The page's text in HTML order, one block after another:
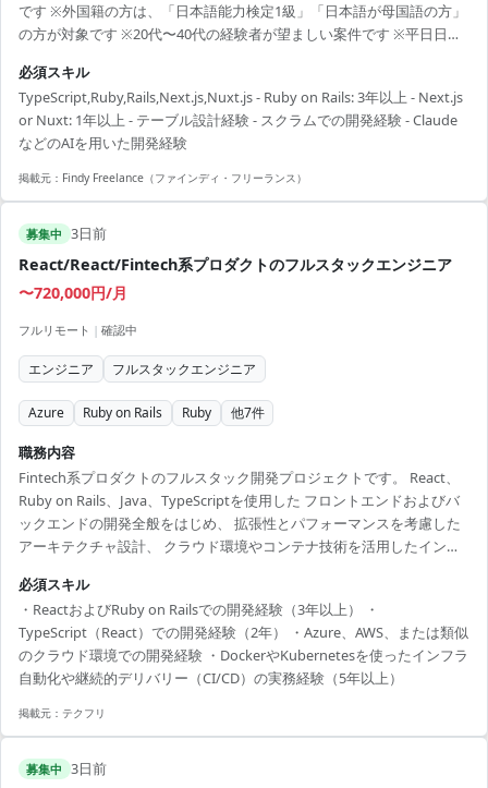
です ※外国籍の方は、「日本語能力検定1級」「日本語が母国語の方」
の方が対象です ※20代〜40代の経験者が望ましい案件です ※平日日中
いる方は、直接ご連絡いただいた方がスムーズです ----------------------------
---- - フロントエンドおよびバックエンドの追加開発 - 要件の整理、およ
び仕様理解に基づいた実装 - 既存サービスの保守
必須スキル
TypeScript,Ruby,Rails,Next.js,Nuxt.js - Ruby on Rails: 3年以上 - Next.js
or Nuxt: 1年以上 - テーブル設計経験 - スクラムでの開発経験 - Claude
などのAIを用いた開発経験
掲載元： Findy Freelance（ファインディ・フリーランス）
募集中 3日前
React/React/Fintech系プロダクトのフルスタックエンジニア
〜720,000円/月
フルリモート | 確認中
エンジニア フルスタックエンジニア
Azure Ruby on Rails Ruby 他7件
職務内容
Fintech系プロダクトのフルスタック開発プロジェクトです。 React、
Ruby on Rails、Java、TypeScriptを使用した フロントエンドおよびバ
ックエンドの開発全般をはじめ、 拡張性とパフォーマンスを考慮した
アーキテクチャ設計、 クラウド環境やコンテナ技術を活用したインフ
【仕事内容】 下記の業務を担っていただく想定です。 ・React、Ruby
on Rails、Java、TypeScriptを使用したフロントエンド・バックエンド
の開発全般 ・高い拡張性とパフォーマンスを考慮したアーキテクチャ
設計および技術選定 ・Azure/AWS、...
必須スキル
・ReactおよびRuby on Railsでの開発経験（3年以上） ・
TypeScript（React）での開発経験（2年） ・Azure、AWS、または類似
のクラウド環境での開発経験 ・DockerやKubernetesを使ったインフラ
自動化や継続的デリバリー（CI/CD）の実務経験（5年以上）
掲載元： テクフリ
募集中 3日前